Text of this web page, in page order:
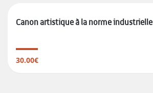
Canon artistique à la norme industrielle
30.00€